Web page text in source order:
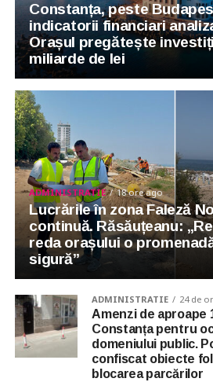
Constanța, peste
indicatorii financiari
Orașul pregătește
miliarde de lei
ADMINISTRATIE 18 ore ago
Lucrările în zona Faleză
continuă. Răsăuțeanu:
reda orașului o
sigură”
ADMINISTRATIE 24 de
Amenzi de aproape
Constanța pentru
domeniului public.
confiscat obiecte
blocarea parcărilor